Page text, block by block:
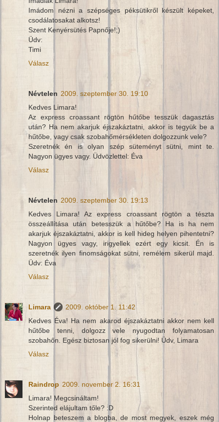
Imádom nézni a szépséges péksütikről készült képeket,
csodálatosakat alkotsz!
Szent Kenyérsütés Papnője!;)
Üdv:
Timi
Válasz
Névtelen 2009. szeptember 30. 19:10
Kedves Limara!
Az express croassant rögtön hűtőbe tesszük dagasztás
után? Ha nem akarjuk éjszakáztatni, akkor is tegyük be a
hűtőbe, vagy csak szobahőmérsékleten dolgozzunk vele?
Szeretnék én is olyan szép süteményt sütni, mint te.
Nagyon ügyes vagy. Üdvözlettel: Éva
Válasz
Névtelen 2009. szeptember 30. 19:13
Kedves Limara! Az express croassant rögtön a tészta
összeállítása után betesszük a hűtőbe? Ha is ha nem
akarjuk éjszakáztatni, akkor is kell hideg helyen pihentetni?
Nagyon ügyes vagy, irigyellek ezért egy kicsit. Én is
szeretnék ilyen finomságokat sütni, remélem sikerül majd.
Üdv: Éva
Válasz
Limara
2009. október 1. 11:42
Kedves Éva! Ha nem akarod éjszakáztatni akkor nem kell
hűtőbe tenni, dolgozz vele nyugodtan folyamatosan
szobahőn. Egész biztosan jól fog sikerülni! Üdv, Limara
Válasz
Raindrop 2009. november 2. 16:31
Limara! Megcsináltam!
Szerinted elájultam tőle? :D
Holnap beteszem a blogba, de most megyek, eszek még